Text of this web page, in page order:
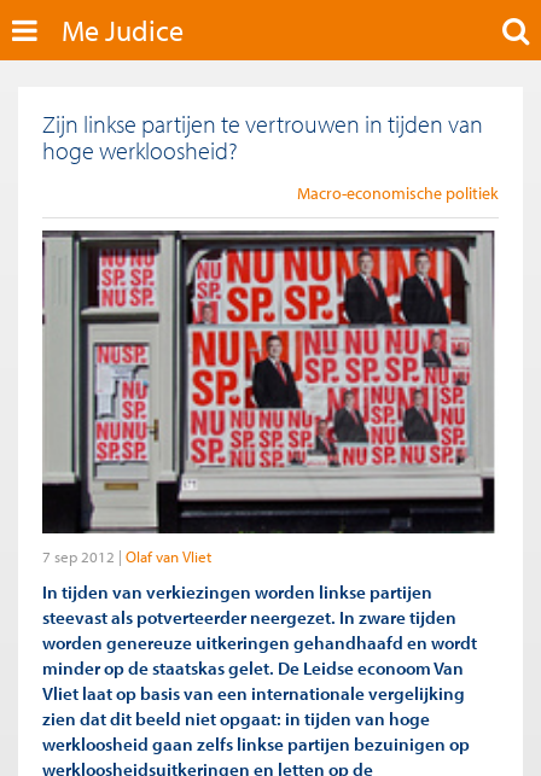
Me Judice
Zijn linkse partijen te vertrouwen in tijden van
hoge werkloosheid?
Macro-economische politiek
7 sep 2012 Olaf van Vliet
In tijden van verkiezingen worden linkse partijen
steevast als potverteerder neergezet. In zware tijden
worden genereuze uitkeringen gehandhaafd en wordt
minder op de staatskas gelet. De Leidse econoom Van
Vliet laat op basis van een internationale vergelijking
zien dat dit beeld niet opgaat: in tijden van hoge
werkloosheid gaan zelfs linkse partijen bezuinigen op
werkloosheidsuitkeringen en letten op de